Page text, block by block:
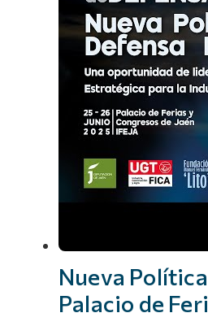
Nueva
Palacio de